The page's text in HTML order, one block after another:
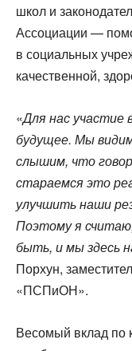
школ и
Ассоциации —
в социальных
качественной,
«Для нас
будущее. Мы
слышим, что
стараемся это
улучшить наши
Поэтому я
быть, и мы здесь
Порхун,
«ПСПиОН».
Весомый вклад по